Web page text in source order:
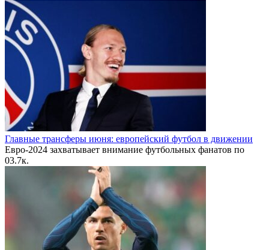
Главные трансферы июня: европейский футбол в движении
Евро-2024 захватывает внимание футбольных фанатов по
03.7к.